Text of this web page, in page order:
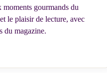
gourmands du
le plaisir de lecture, avec
du magazine.